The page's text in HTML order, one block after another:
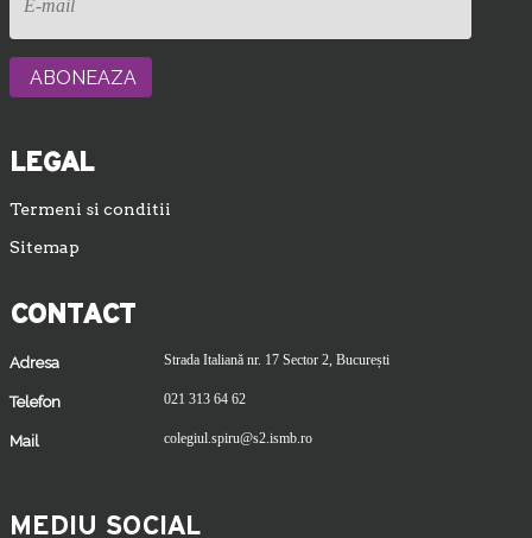
LEGAL
Termeni si conditii
Sitemap
CONTACT
Adresa Strada Italiană nr. 17 Sector 2, București
Telefon 021 313 64 62
Mail colegiul.spiru@s2.ismb.ro
MEDIU SOCIAL